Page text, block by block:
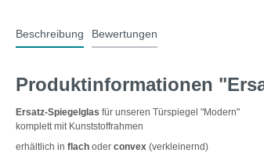
Beschreibung Bewertungen
Produktinformationen
Ersatz-Spiegelglas für unseren Türspiegel "Modern"
komplett mit Kunststoffrahmen
erhältlich in flach oder convex (verkleinernd)